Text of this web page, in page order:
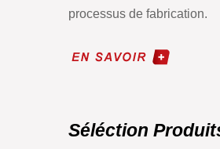
processus de fabrication.
Séléction